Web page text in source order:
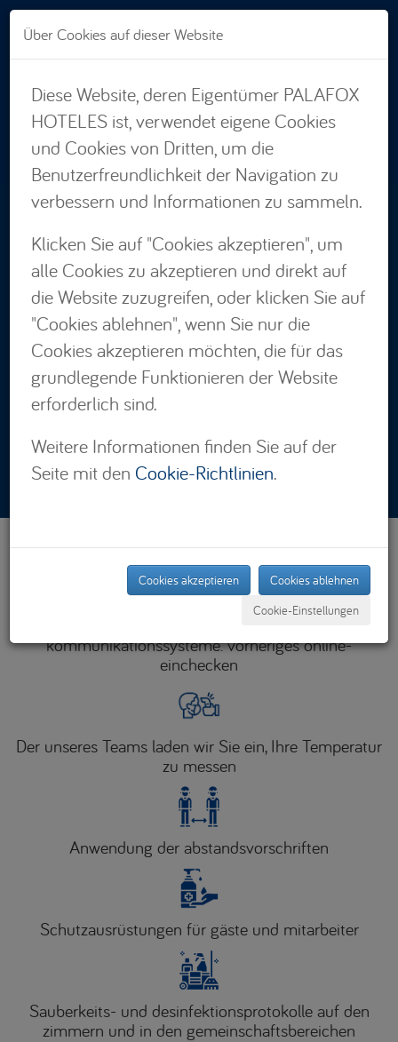
Direkt zum Inhalt
RESERVIERUNGEN:
876 662 535
Wählen Sie aus
Wann
Anreise — Abreise
2 Erwachsene · 1 Zimmer
Promo
PRE CHECK-IN ON LINE
Digitalisierung unserer serviceleistungen und
kommunikationssysteme. vorheriges online-
einchecken
Der unseres Teams laden wir Sie ein, Ihre Temperatur
zu messen
Anwendung der abstandsvorschriften
Schutzausrüstungen für gäste und mitarbeiter
Sauberkeits- und desinfektionsprotokolle auf den
zimmern und in den gemeinschaftsbereichen
Über Cookies auf dieser Website
Diese Website, deren Eigentümer PALAFOX
HOTELES ist, verwendet eigene Cookies
und Cookies von Dritten, um die
Benutzerfreundlichkeit der Navigation zu
verbessern und Informationen zu sammeln.
Klicken Sie auf "Cookies akzeptieren", um
alle Cookies zu akzeptieren und direkt auf
die Website zuzugreifen, oder klicken Sie auf
"Cookies ablehnen", wenn Sie nur die
Cookies akzeptieren möchten, die für das
grundlegende Funktionieren der Website
erforderlich sind.
Weitere Informationen finden Sie auf der
Seite mit den Cookie-Richtlinien.
Cookies akzeptieren
Cookies ablehnen
Cookie-Einstellungen